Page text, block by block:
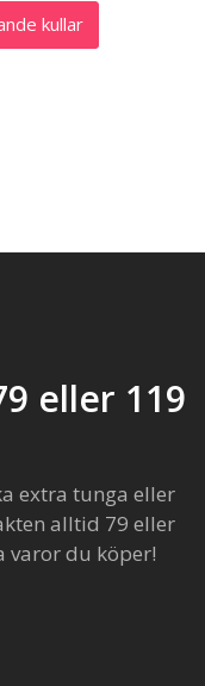
kullar
eller 119
extra tunga eller
alltid 79 eller
varor du köper!